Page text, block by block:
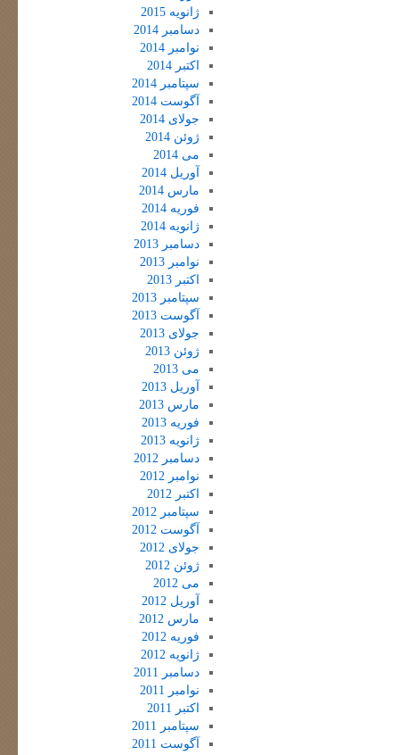
ژانویه 2015
دسامبر 2014
نوامبر 2014
اکتبر 2014
سپتامبر 2014
آگوست 2014
جولای 2014
ژوئن 2014
می 2014
آوریل 2014
مارس 2014
فوریه 2014
ژانویه 2014
دسامبر 2013
نوامبر 2013
اکتبر 2013
سپتامبر 2013
آگوست 2013
جولای 2013
ژوئن 2013
می 2013
آوریل 2013
مارس 2013
فوریه 2013
ژانویه 2013
دسامبر 2012
نوامبر 2012
اکتبر 2012
سپتامبر 2012
آگوست 2012
جولای 2012
ژوئن 2012
می 2012
آوریل 2012
مارس 2012
فوریه 2012
ژانویه 2012
دسامبر 2011
نوامبر 2011
اکتبر 2011
سپتامبر 2011
آگوست 2011